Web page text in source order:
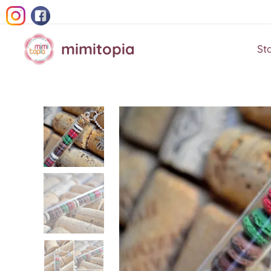
mimitopia